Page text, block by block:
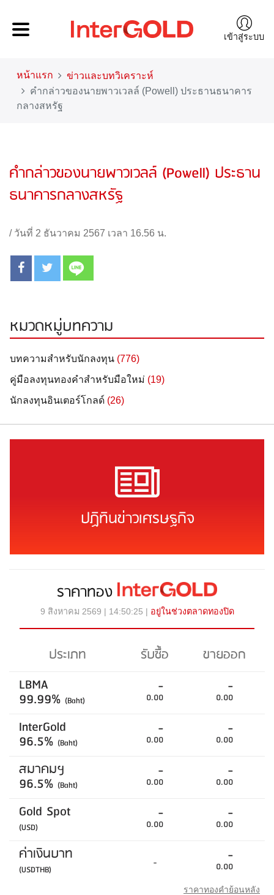
เข้าสู่ระบบ
หน้าแรก
ข่าวและบทวิเคราะห์
คำกล่าวของนายพาวเวลล์ (Powell) ประธานธนาคาร
กลางสหรัฐ
คำกล่าวของนายพาวเวลล์ (Powell) ประธาน
ธนาคารกลางสหรัฐ
/ วันที่ 2 ธันวาคม 2567 เวลา 16.56 น.
หมวดหมู่บทความ
บทความสำหรับนักลงทุน (776)
คู่มือลงทุนทองคำสำหรับมือใหม่ (19)
นักลงทุนอินเตอร์โกลด์ (26)
ปฏิทินข่าวเศรษฐกิจ
ราคาทอง
9 สิงหาคม 2569 | 14:50:25 | อยู่ในช่วงตลาดทองปิด
ประเภท รับซื้อ
ขายออก
LBMA
99.99% (Baht)
-
0.00
-
0.00
InterGold
96.5% (Baht)
-
0.00
-
0.00
สมาคมฯ
96.5% (Baht)
-
0.00
-
0.00
Gold Spot
(USD)
-
0.00
-
0.00
ค่าเงินบาท
(USDTHB) - -
0.00
ราคาทองคำย้อนหลัง